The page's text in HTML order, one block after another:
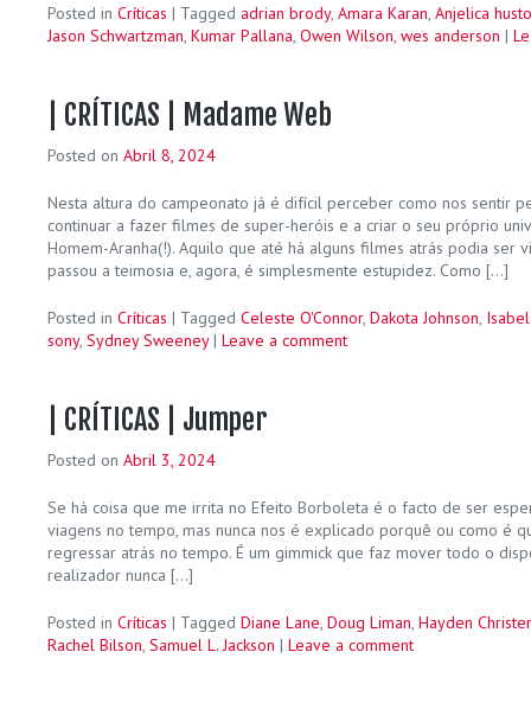
Posted in Críticas | Tagged adrian brody, Amara Karan, Anjelica
Jason Schwartzman, Kumar Pallana, Owen Wilson, wes anderson |
| CRÍTICAS | Madame Web
Posted on Abril 8, 2024
Nesta altura do campeonato já é difícil perceber como nos sentir
continuar a fazer filmes de super-heróis e a criar o seu próprio
Homem-Aranha(!). Aquilo que até há alguns filmes atrás podia ser
passou a teimosia e, agora, é simplesmente estupidez. Como […]
Posted in Críticas | Tagged Celeste O'Connor, Dakota Johnson,
sony, Sydney Sweeney | Leave a comment
| CRÍTICAS | Jumper
Posted on Abril 3, 2024
Se há coisa que me irrita no Efeito Borboleta é o facto de ser
viagens no tempo, mas nunca nos é explicado porquê ou como é
regressar atrás no tempo. É um gimmick que faz mover todo o
realizador nunca […]
Posted in Críticas | Tagged Diane Lane, Doug Liman, Hayden
Rachel Bilson, Samuel L. Jackson | Leave a comment